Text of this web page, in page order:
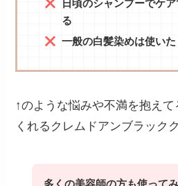
日頃のシャンプーでケ
る
一般の白髪染めは使い
↑のような悩みや不満を抱え
くれるクレムドアンブラック
多くの美容師の方も使って